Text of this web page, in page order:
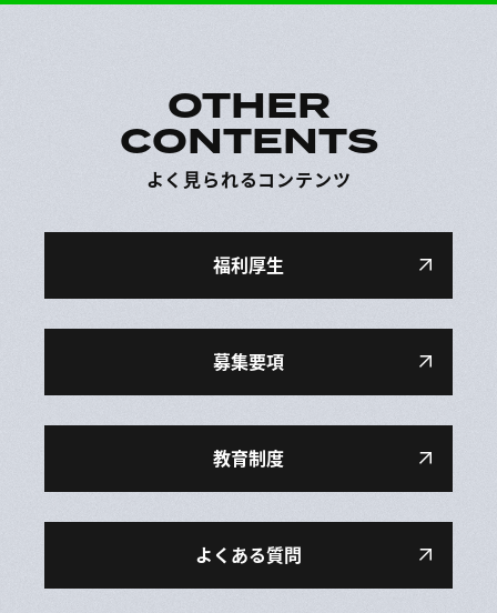
OTHER
CONTENTS
よく見られるコンテンツ
福利厚生
募集要項
教育制度
よくある質問